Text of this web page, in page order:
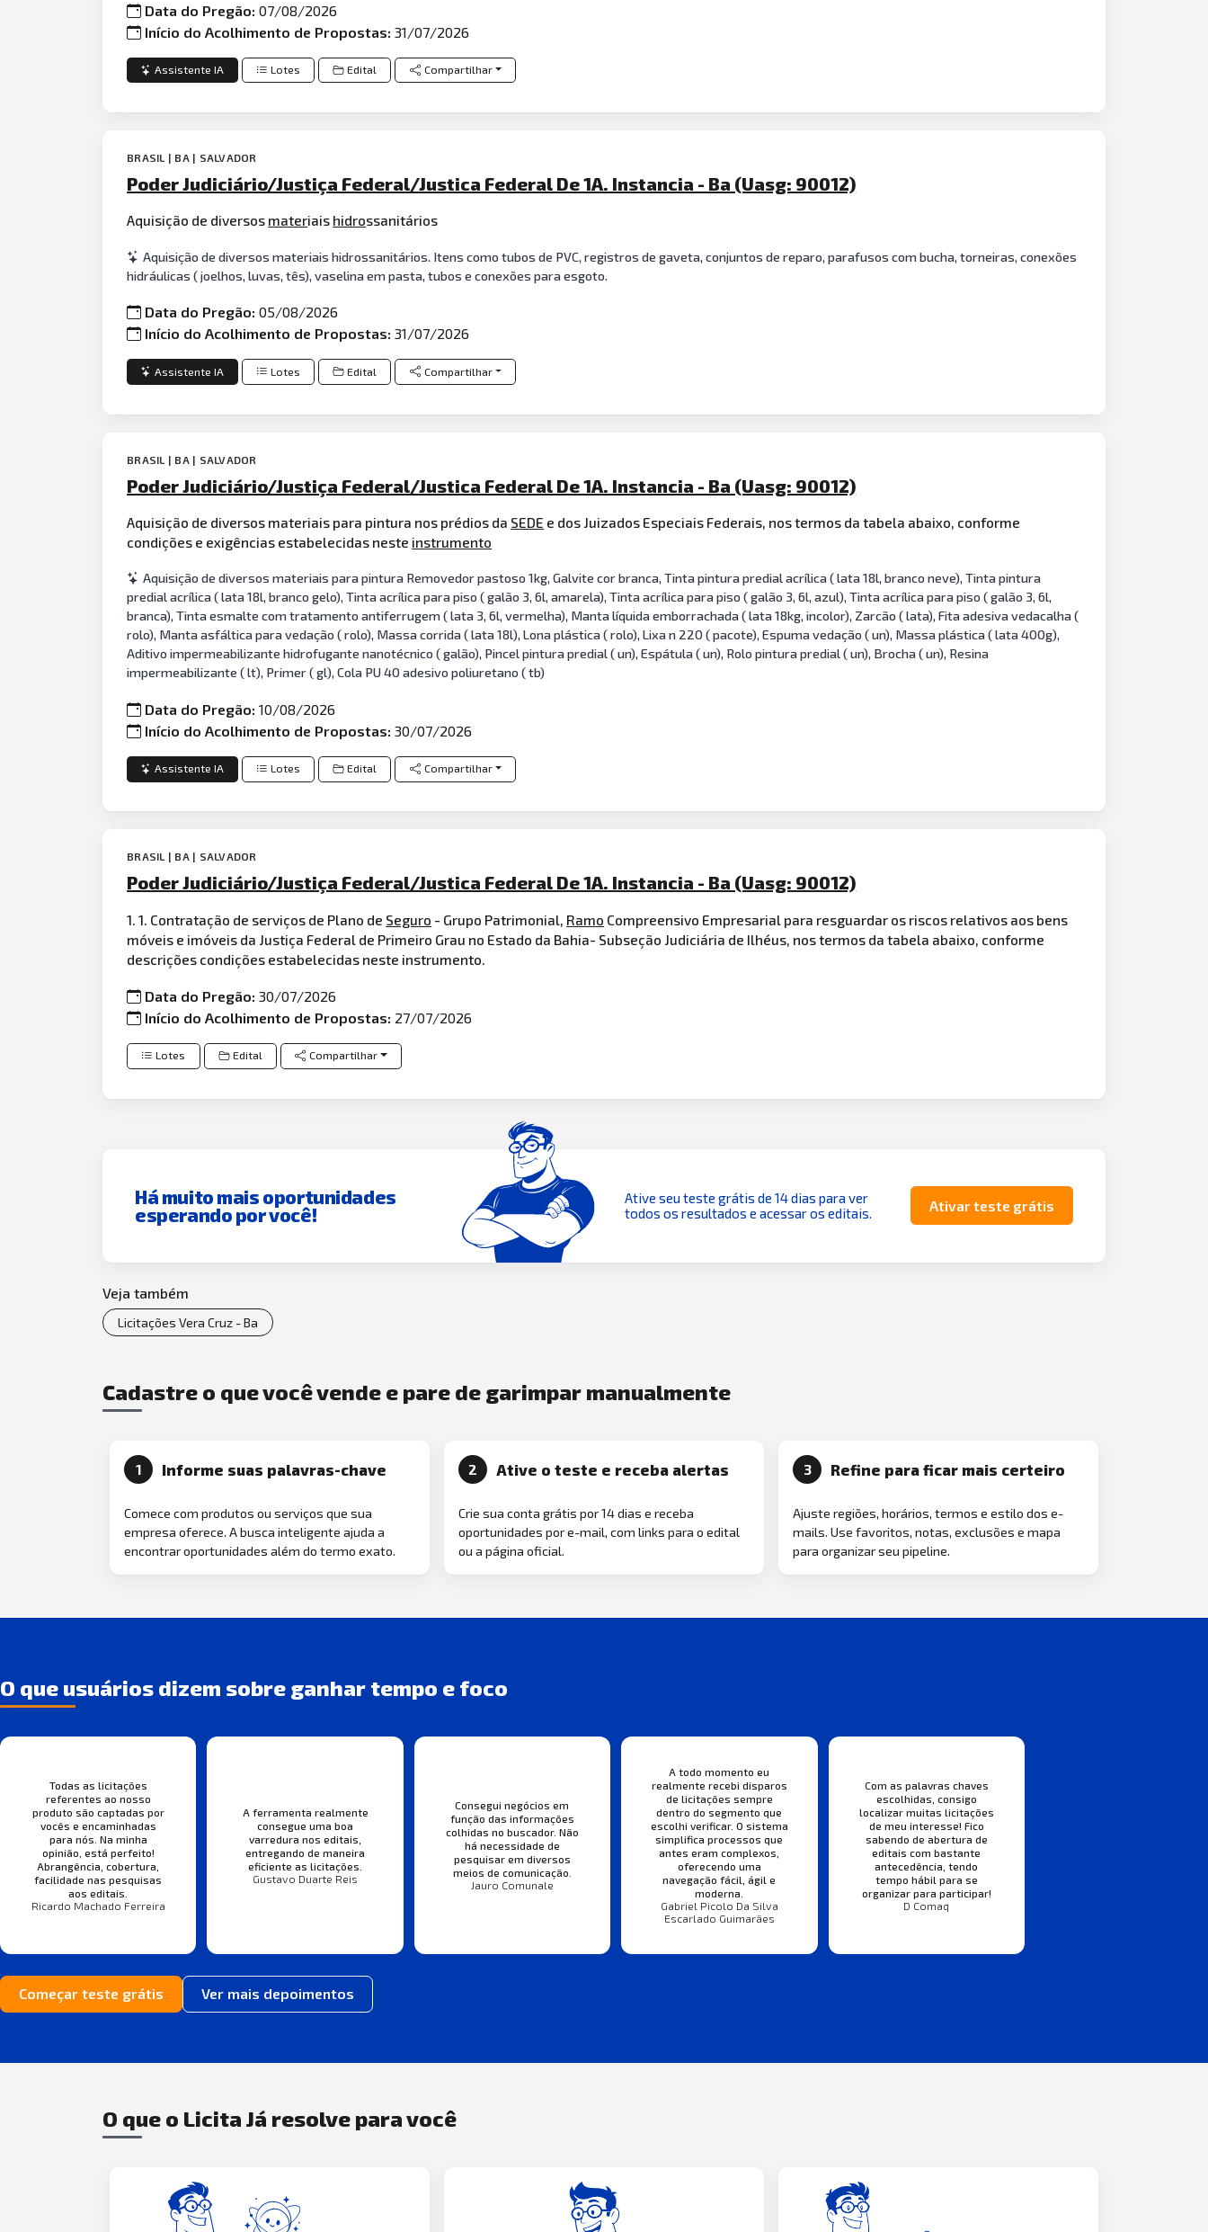
Data do Pregão:07/08/2026
Início do Acolhimento de Propostas:31/07/2026
Assistente IA Lotes Edital Compartilhar
BRASIL | BA | SALVADOR
Poder Judiciário/Justiça Federal/Justica Federal De 1A. Instancia - Ba (Uasg: 90012)
Aquisição de diversos materiais hidrossanitários
Aquisição de diversos materiais hidrossanitários. Itens como tubos de PVC, registros de gaveta, conjuntos de reparo, parafusos com bucha, torneiras, conexões
hidráulicas ( joelhos, luvas, tês), vaselina em pasta, tubos e conexões para esgoto.
Data do Pregão:05/08/2026
Início do Acolhimento de Propostas:31/07/2026
Assistente IA Lotes Edital Compartilhar
BRASIL | BA | SALVADOR
Poder Judiciário/Justiça Federal/Justica Federal De 1A. Instancia - Ba (Uasg: 90012)
Aquisição de diversos materiais para pintura nos prédios da SEDE e dos Juizados Especiais Federais, nos termos da tabela abaixo, conforme
condições e exigências estabelecidas neste instrumento
Aquisição de diversos materiais para pintura Removedor pastoso 1kg, Galvite cor branca, Tinta pintura predial acrílica ( lata 18l, branco neve), Tinta pintura
predial acrílica ( lata 18l, branco gelo), Tinta acrílica para piso ( galão 3, 6l, amarela), Tinta acrílica para piso ( galão 3, 6l, azul), Tinta acrílica para piso ( galão 3, 6l,
branca), Tinta esmalte com tratamento antiferrugem ( lata 3, 6l, vermelha), Manta líquida emborrachada ( lata 18kg, incolor), Zarcão ( lata), Fita adesiva vedacalha (
rolo), Manta asfáltica para vedação ( rolo), Massa corrida ( lata 18l), Lona plástica ( rolo), Lixa n 220 ( pacote), Espuma vedação ( un), Massa plástica ( lata 400g),
Aditivo impermeabilizante hidrofugante nanotécnico ( galão), Pincel pintura predial ( un), Espátula ( un), Rolo pintura predial ( un), Brocha ( un), Resina
impermeabilizante ( lt), Primer ( gl), Cola PU 40 adesivo poliuretano ( tb)
Data do Pregão:10/08/2026
Início do Acolhimento de Propostas:30/07/2026
Assistente IA Lotes Edital Compartilhar
BRASIL | BA | SALVADOR
Poder Judiciário/Justiça Federal/Justica Federal De 1A. Instancia - Ba (Uasg: 90012)
1. 1. Contratação de serviços de Plano de Seguro - Grupo Patrimonial, Ramo Compreensivo Empresarial para resguardar os riscos relativos aos bens
móveis e imóveis da Justiça Federal de Primeiro Grau no Estado da Bahia- Subseção Judiciária de Ilhéus, nos termos da tabela abaixo, conforme
descrições condições estabelecidas neste instrumento.
Data do Pregão:30/07/2026
Início do Acolhimento de Propostas: 27/07/2026
Lotes Edital Compartilhar
Há muito mais oportunidades
esperando por você!
Ative seu teste grátis de 14 dias para ver
todos os resultados e acessar os editais.
Ativar teste grátis
Veja também
Licitações Vera Cruz - Ba
Cadastre o que você vende e pare de garimpar manualmente
1 Informe suas palavras-chave
Comece com produtos ou serviços que sua
empresa oferece. A busca inteligente ajuda a
encontrar oportunidades além do termo exato.
2 Ative o teste e receba alertas
Crie sua conta grátis por 14 dias e receba
oportunidades por e-mail, com links para o edital
ou a página oficial.
3 Refine para ficar mais certeiro
Ajuste regiões, horários, termos e estilo dos e-
mails. Use favoritos, notas, exclusões e mapa
para organizar seu pipeline.
O que usuários dizem sobre ganhar tempo e foco
Todas as licitações
referentes ao nosso
produto são captadas por
vocês e encaminhadas
para nós. Na minha
opinião, está perfeito!
Abrangência, cobertura,
facilidade nas pesquisas
aos editais.
Ricardo Machado Ferreira
A ferramenta realmente
consegue uma boa
varredura nos editais,
entregando de maneira
eficiente as licitações.
Gustavo Duarte Reis
Consegui negócios em
função das informações
colhidas no buscador. Não
há necessidade de
pesquisar em diversos
meios de comunicação.
Jauro Comunale
A todo momento eu
realmente recebi disparos
de licitações sempre
dentro do segmento que
escolhi verificar. O sistema
simplifica processos que
antes eram complexos,
oferecendo uma
navegação fácil, ágil e
moderna.
Gabriel Picolo Da Silva
Escarlado Guimarães
Com as palavras chaves
escolhidas, consigo
localizar muitas licitações
de meu interesse! Fico
sabendo de abertura de
editais com bastante
antecedência, tendo
tempo hábil para se
organizar para participar!
D Comaq
Começar teste grátis Ver mais depoimentos
O que o Licita Já resolve para você